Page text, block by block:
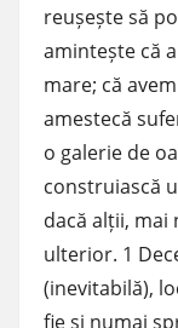
reușește să
amintește că
mare; că
amestecă
o galerie de
construiască
dacă alții, mai
ulterior. 1
(inevitabilă),
fie și numai